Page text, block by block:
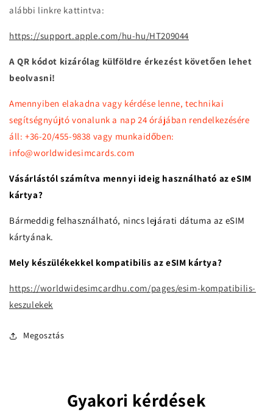
alábbi linkre kattintva:
https://support.apple.com/hu-hu/HT209044
A QR kódot kizárólag külföldre érkezést követően lehet
beolvasni!
Amennyiben elakadna vagy kérdése lenne, technikai
segítségnyújtó vonalunk a nap 24 órájában rendelkezésére
áll: +36-20/455-9838 vagy munkaidőben:
info@worldwidesimcards.com
Vásárlástól számítva mennyi ideig használható az eSIM
kártya?
Bármeddig felhasználható, nincs lejárati dátuma az eSIM
kártyának.
Mely készülékekkel kompatibilis az eSIM kártya?
https://worldwidesimcardhu.com/pages/esim-kompatibilis-
keszulekek
Megosztás
Gyakori kérdések